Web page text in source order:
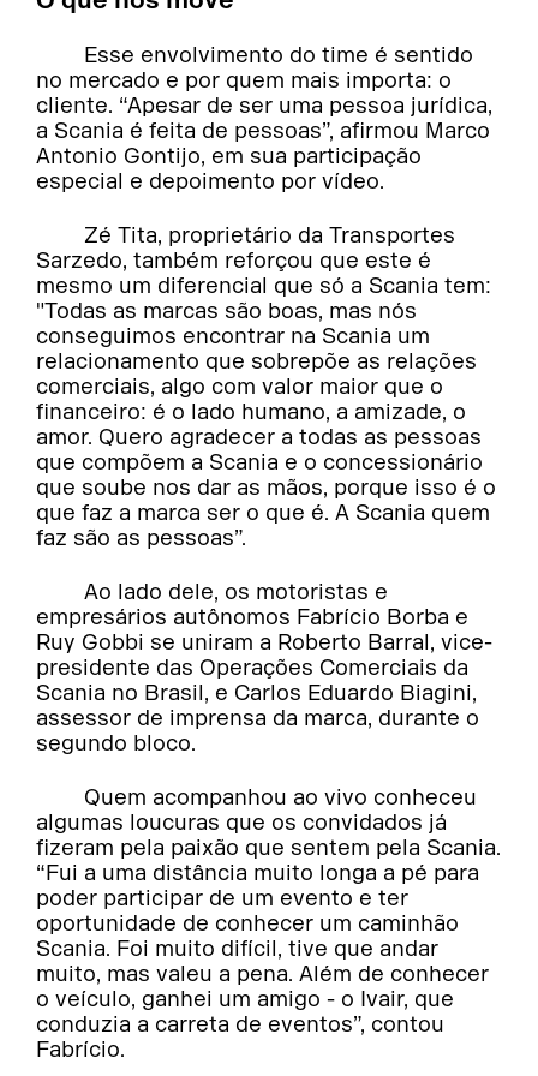
Esse envolvimento do time é sentido
no mercado e por quem mais importa: o
cliente. “Apesar de ser uma pessoa jurídica,
a Scania é feita de pessoas”, afirmou Marco
Antonio Gontijo, em sua participação
especial e depoimento por vídeo.
Zé Tita, proprietário da Transportes
Sarzedo, também reforçou que este é
mesmo um diferencial que só a Scania tem:
"Todas as marcas são boas, mas nós
conseguimos encontrar na Scania um
relacionamento que sobrepõe as relações
comerciais, algo com valor maior que o
financeiro: é o lado humano, a amizade, o
amor. Quero agradecer a todas as pessoas
que compõem a Scania e o concessionário
que soube nos dar as mãos, porque isso é o
que faz a marca ser o que é. A Scania quem
faz são as pessoas”.
Ao lado dele, os motoristas e
empresários autônomos Fabrício Borba e
Ruy Gobbi se uniram a Roberto Barral, vice-
presidente das Operações Comerciais da
Scania no Brasil, e Carlos Eduardo Biagini,
assessor de imprensa da marca, durante o
segundo bloco.
Quem acompanhou ao vivo conheceu
algumas loucuras que os convidados já
fizeram pela paixão que sentem pela Scania.
“Fui a uma distância muito longa a pé para
poder participar de um evento e ter
oportunidade de conhecer um caminhão
Scania. Foi muito difícil, tive que andar
muito, mas valeu a pena. Além de conhecer
o veículo, ganhei um amigo - o Ivair, que
conduzia a carreta de eventos”, contou
Fabrício.